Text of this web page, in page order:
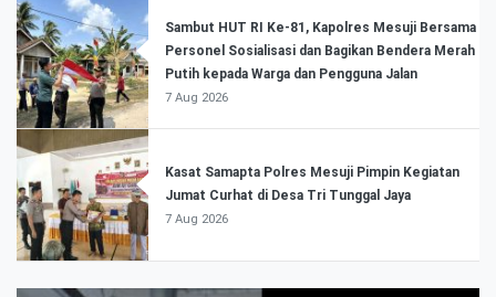
Sambut HUT RI Ke-81, Kapolres Mesuji Bersama
Personel Sosialisasi dan Bagikan Bendera Merah
Putih kepada Warga dan Pengguna Jalan
7 Aug 2026
Kasat Samapta Polres Mesuji Pimpin Kegiatan
Jumat Curhat di Desa Tri Tunggal Jaya
7 Aug 2026